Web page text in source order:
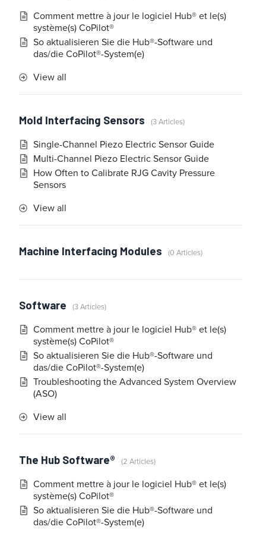
Comment mettre à jour le logiciel Hub® et le(s)
système(s) CoPilot®
So aktualisieren Sie die Hub®-Software und
das/die CoPilot®-System(e)
View all
Mold Interfacing Sensors 3 Articles
Single-Channel Piezo Electric Sensor Guide
Multi-Channel Piezo Electric Sensor Guide
How Often to Calibrate RJG Cavity Pressure
Sensors
View all
Machine Interfacing Modules 0 Articles
Software 3 Articles
Comment mettre à jour le logiciel Hub® et le(s)
système(s) CoPilot®
So aktualisieren Sie die Hub®-Software und
das/die CoPilot®-System(e)
Troubleshooting the Advanced System Overview
(ASO)
View all
The Hub Software® 2 Articles
Comment mettre à jour le logiciel Hub® et le(s)
système(s) CoPilot®
So aktualisieren Sie die Hub®-Software und
das/die CoPilot®-System(e)